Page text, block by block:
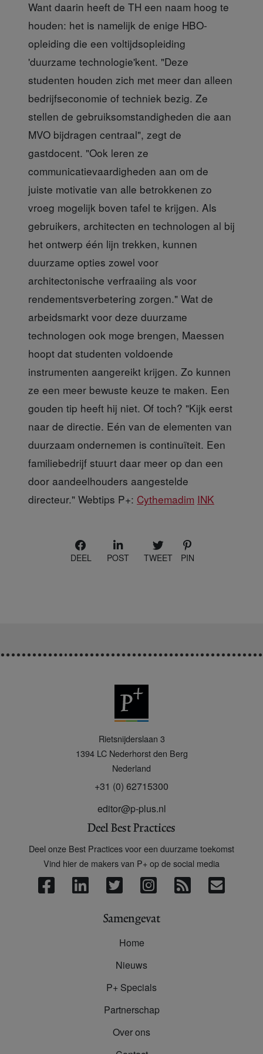
Want daarin heeft de TH een naam hoog te
houden: het is namelijk de enige HBO-
opleiding die een voltijdsopleiding
'duurzame technologie'kent. "Deze
studenten houden zich met meer dan alleen
bedrijfseconomie of techniek bezig. Ze
stellen de gebruiksomstandigheden die aan
MVO bijdragen centraal", zegt de
gastdocent. "Ook leren ze
communicatievaardigheden aan om de
juiste motivatie van alle betrokkenen zo
vroeg mogelijk boven tafel te krijgen. Als
gebruikers, architecten en technologen al bij
het ontwerp één lijn trekken, kunnen
duurzame opties zowel voor
architectonische verfraaiing als voor
rendementsverbetering zorgen." Wat de
arbeidsmarkt voor deze duurzame
technologen ook moge brengen, Maessen
hoopt dat studenten voldoende
instrumenten aangereikt krijgen. Zo kunnen
ze een meer bewuste keuze te maken. Een
gouden tip heeft hij niet. Of toch? "Kijk eerst
naar de directie. Eén van de elementen van
duurzaam ondernemen is continuïteit. Een
familiebedrijf stuurt daar meer op dan een
door aandeelhouders aangestelde
directeur." Webtips P+: Cythemadim INK
DEEL POST TWEET PIN
Rietsnijderslaan 3
1394 LC Nederhorst den Berg
Nederland
+31 (0) 62715300
editor@p-plus.nl
Deel Best Practices
Deel onze Best Practices voor een duurzame toekomst
Vind hier de makers van P+ op de social media
Samengevat
Home
Nieuws
P+ Specials
Partnerschap
Over ons